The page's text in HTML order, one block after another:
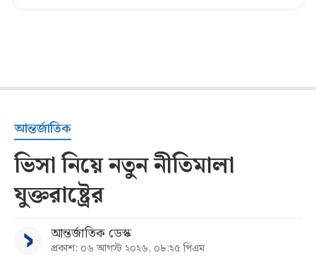
আন্তর্জাতিক
ভিসা নিয়ে নতুন নীতিমালা
যুক্তরাষ্ট্রের
আন্তর্জাতিক ডেস্ক
প্রকাশ: ০৬ আগস্ট ২০২৬, ০৮:২৫ পিএম